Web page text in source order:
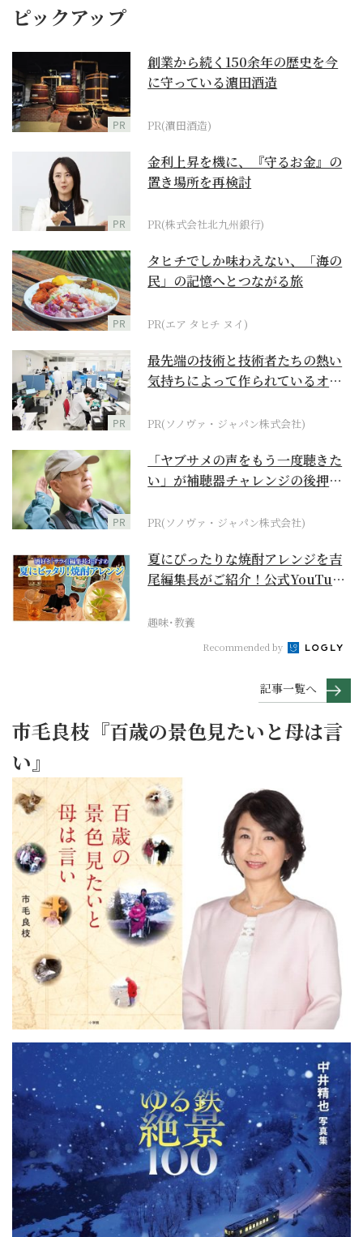
ピックアップ
PR
創業から続く150余年の歴史を今
に守っている濵田酒造
PR(濵田酒造)
PR
金利上昇を機に、『守るお金』の
置き場所を再検討
PR(株式会社北九州銀行)
PR
タヒチでしか味わえない、「海の
民」の記憶へとつながる旅
PR(エア タヒチ ヌイ)
PR
最先端の技術と技術者たちの熱い
気持ちによって作られているオー
PR(ソノヴァ・ジャパン株式会社)
PR
「ヤブサメの声をもう一度聴きた
い」が補聴器チャレンジの後押し
PR(ソノヴァ・ジャパン株式会社)
夏にぴったりな焼酎アレンジを吉
尾編集長がご紹介！公式YouTube
趣味･教養
Recommended by
記事一覧へ
市毛良枝『百歳の景色見たいと母は言
い』